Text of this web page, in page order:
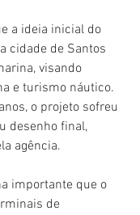
a ideia inicial do
cidade de Santos
visando
e turismo náutico.
o projeto sofreu
desenho final,
agência.
importante que o
de